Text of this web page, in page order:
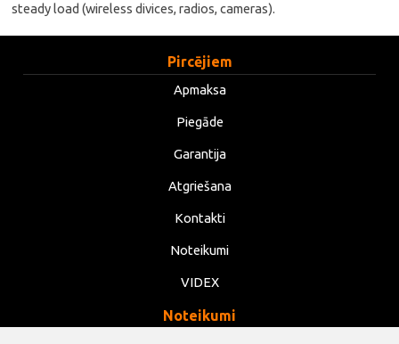
steady load (wireless divices, radios, cameras).
Pircējiem
Apmaksa
Piegāde
Garantija
Atgriešana
Kontakti
Noteikumi
VIDEX
Noteikumi